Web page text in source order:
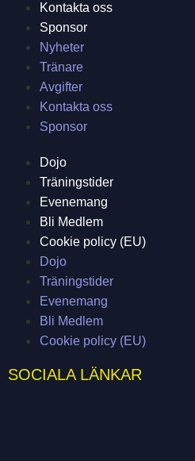
Kontakta oss
Sponsor
Nyheter
Tränare
Avgifter
Kontakta oss
Sponsor
Dojo
Träningstider
Evenemang
Bli Medlem
Cookie policy (EU)
Dojo
Träningstider
Evenemang
Bli Medlem
Cookie policy (EU)
SOCIALA LÄNKAR